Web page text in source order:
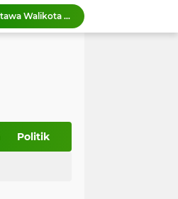
Wako Zulmaeta buka Kontes Kambing Seni Peranakan Etawa Walikota Cup 2026
Pemko Payakumbuh terus memperkuat pelestarian adat dan budaya Minangkabau melalui Mambangkik Tradisi Adat Salingka Nagari
Politik